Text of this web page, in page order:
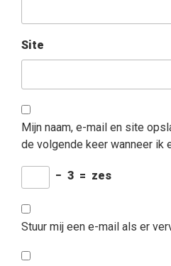
Site
Mijn naam, e-mail en site
de volgende keer wanneer ik
− 3 = zes
Stuur mij een e-mail als er